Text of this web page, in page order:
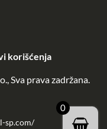
korišćenja
Sva prava zadržana.
sp.com/
0